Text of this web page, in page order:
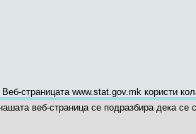
Веб-страницата www.stat.gov.mk користи
веб-страница се подразбира дека се